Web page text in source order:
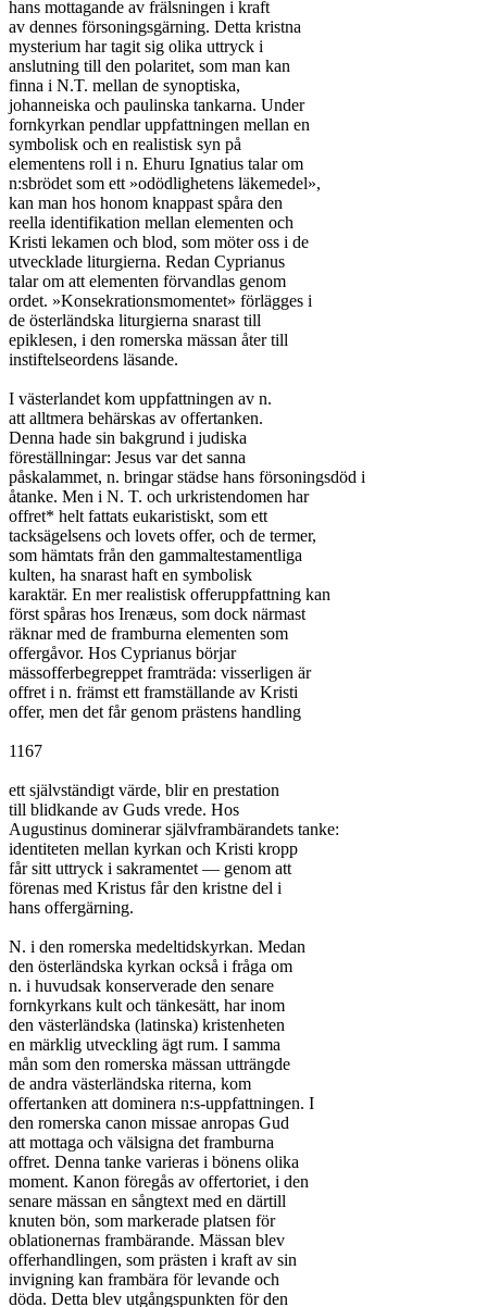
hans mottagande av frälsningen i kraft
av dennes försoningsgärning. Detta kristna
mysterium har tagit sig olika uttryck i
anslutning till den polaritet, som man kan
finna i N.T. mellan de synoptiska,
johanneiska och paulinska tankarna. Under
fornkyrkan pendlar uppfattningen mellan en
symbolisk och en realistisk syn på
elementens roll i n. Ehuru Ignatius talar om
n:sbrödet som ett »odödlighetens läkemedel»,
kan man hos honom knappast spåra den
reella identifikation mellan elementen och
Kristi lekamen och blod, som möter oss i de
utvecklade liturgierna. Redan Cyprianus
talar om att elementen förvandlas genom
ordet. »Konsekrationsmomentet» förlägges i
de österländska liturgierna snarast till
epiklesen, i den romerska mässan åter till
instiftelseordens läsande.
I västerlandet kom uppfattningen av n.
att alltmera behärskas av offertanken.
Denna hade sin bakgrund i judiska
föreställningar: Jesus var det sanna
påskalammet, n. bringar städse hans försoningsdöd i
åtanke. Men i N. T. och urkristendomen har
offret* helt fattats eukaristiskt, som ett
tacksägelsens och lovets offer, och de termer,
som hämtats från den gammaltestamentliga
kulten, ha snarast haft en symbolisk
karaktär. En mer realistisk offeruppfattning kan
först spåras hos Irenæus, som dock närmast
räknar med de framburna elementen som
offergåvor. Hos Cyprianus börjar
mässofferbegreppet framträda: visserligen är
offret i n. främst ett framställande av Kristi
offer, men det får genom prästens handling
1167
ett självständigt värde, blir en prestation
till blidkande av Guds vrede. Hos
Augustinus dominerar självframbärandets tanke:
identiteten mellan kyrkan och Kristi kropp
får sitt uttryck i sakramentet — genom att
förenas med Kristus får den kristne del i
hans offergärning.
N. i den romerska medeltidskyrkan. Medan
den österländska kyrkan också i fråga om
n. i huvudsak konserverade den senare
fornkyrkans kult och tänkesätt, har inom
den västerländska (latinska) kristenheten
en märklig utveckling ägt rum. I samma
mån som den romerska mässan utträngde
de andra västerländska riterna, kom
offertanken att dominera n:s-uppfattningen. I
den romerska canon missae anropas Gud
att mottaga och välsigna det framburna
offret. Denna tanke varieras i bönens olika
moment. Kanon föregås av offertoriet, i den
senare mässan en sångtext med en därtill
knuten bön, som markerade platsen för
oblationernas frambärande. Mässan blev
offerhandlingen, som prästen i kraft av sin
invigning kan frambära för levande och
döda. Detta blev utgångspunkten för den